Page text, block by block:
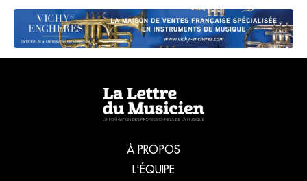
À PROPOS
L'ÉQUIPE